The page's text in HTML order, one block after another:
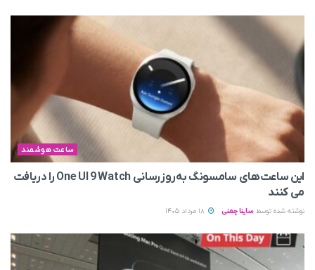
ساعت هوشمند
این ساعت‌های سامسونگ به‌روزرسانی One UI 9 Watch را دریافت
می کنند
نوشته شده توسط ساینا چمنی